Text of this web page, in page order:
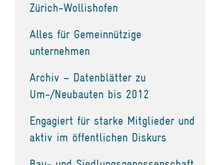
Zürich-Wollishofen
Alles für Gemeinnützige
unternehmen
Archiv – Datenblätter zu
Um-/Neubauten bis 2012
Engagiert für starke Mitglieder und
aktiv im öffentlichen Diskurs